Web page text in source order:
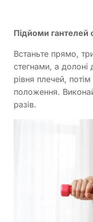
Підйоми гантелей
Встаньте прямо,
стегнами, а долоні
рівня плечей,
положення.
разів.